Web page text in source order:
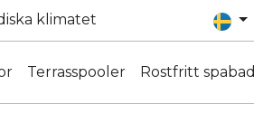
klimatet
Terrasspooler Rostfritt spabad